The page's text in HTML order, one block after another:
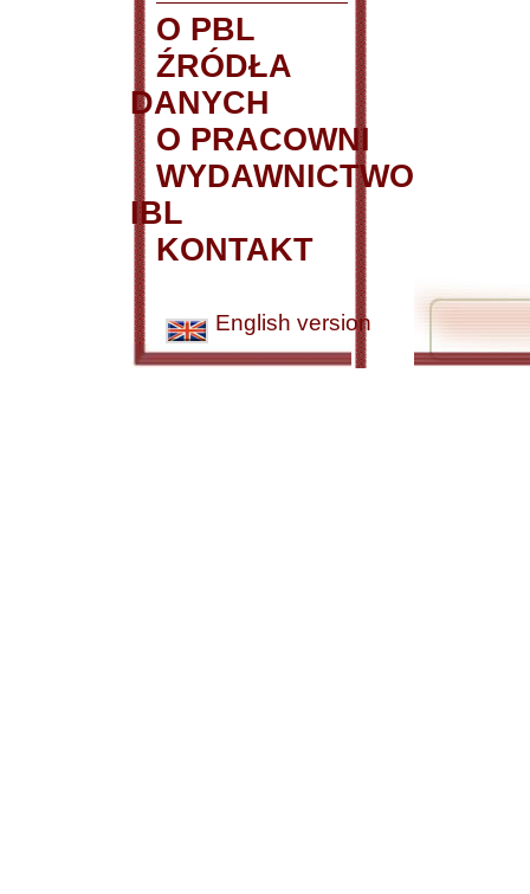
O PBL
ŹRÓDŁA
DANYCH
O PRACOWNI
WYDAWNICTWO
IBL
KONTAKT
English version